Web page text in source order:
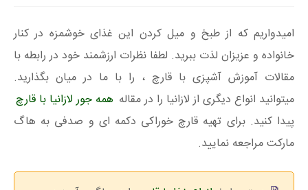
امیدواریم که از طبخ و میل کردن این غذای خوشمزه در کنار
خانواده و عزیزان لذت ببرید. لطفا نظرات ارزشمند خود در رابطه با
مقالات آموزش آشپزی با قارچ ، را با ما در میان بگذارید.
میتوانید انواع دیگری از لازانیا را در مقاله همه جور لازانیا با قارچ
پیدا کنید. برای تهیه قارچ خوراکی دکمه ای و صدفی به هاگ
مارکت مراجعه نمایید.